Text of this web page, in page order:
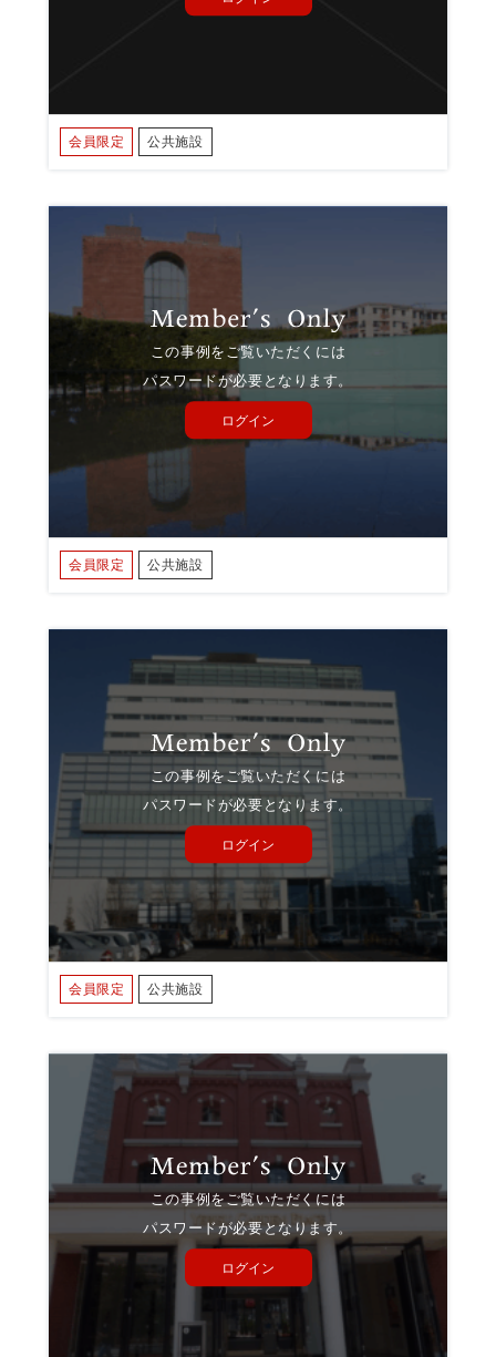
会員限定 公共施設
この事例をご覧いただくには
パスワードが必要となります。
ログイン
会員限定 公共施設
この事例をご覧いただくには
パスワードが必要となります。
ログイン
会員限定 公共施設
この事例をご覧いただくには
パスワードが必要となります。
ログイン